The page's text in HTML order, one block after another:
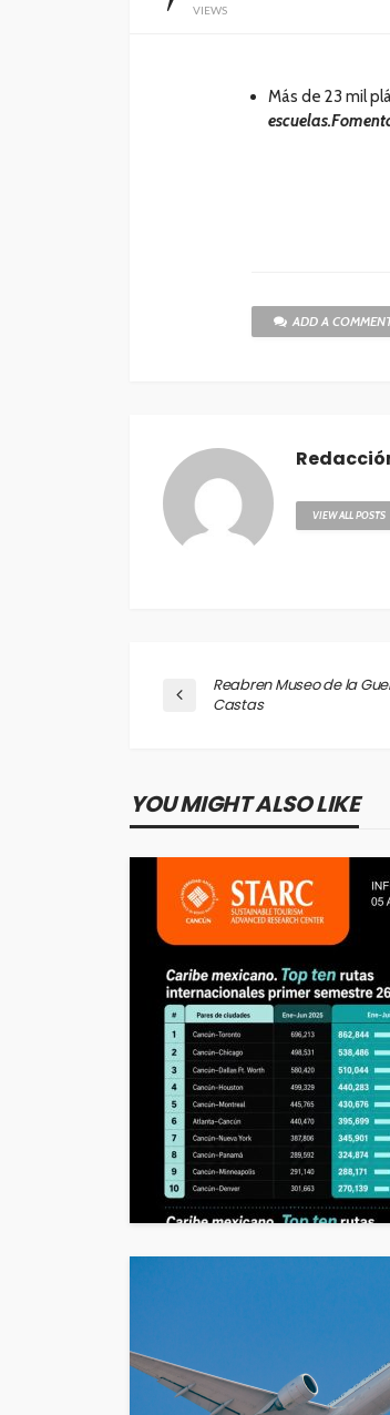
VIEWS
Más de 23 mil
ADD A
VIEW ALL POSTS
Reabren Museo de la
Castas
YOU MIGHT ALSO LIKE